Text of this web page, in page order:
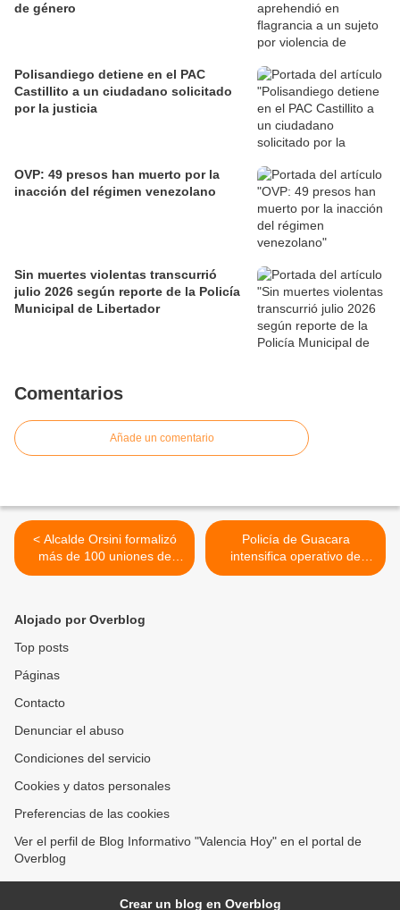
de género
Polisandiego detiene en el PAC
Castillito a un ciudadano solicitado
por la justicia
OVP: 49 presos han muerto por la
inacción del régimen venezolano
Sin muertes violentas transcurrió
julio 2026 según reporte de la Policía
Municipal de Libertador
Comentarios
Añade un comentario
< Alcalde Orsini formalizó
más de 100 uniones de
parejas en matrimonio
Policía de Guacara
intensifica operativo de
seguridad en diversos
Alojado por Overblog
Top posts
Páginas
Contacto
Denunciar el abuso
Condiciones del servicio
Cookies y datos personales
Preferencias de las cookies
Ver el perfil de Blog Informativo "Valencia Hoy" en el portal de
Overblog
Crear un blog en Overblog